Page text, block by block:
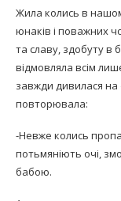
Жила колись в
юнаків і поважних
та славу, здобуту в
відмовляла всім
завжди дивилася на
повторювала:
-Невже колись
потьмяніють очі,
бабою.